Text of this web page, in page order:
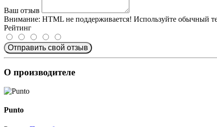
Ваш отзыв
Внимание: HTML не поддерживается! Используйте обычный
Рейтинг
Отправить свой отзыв
О производителе
Punto